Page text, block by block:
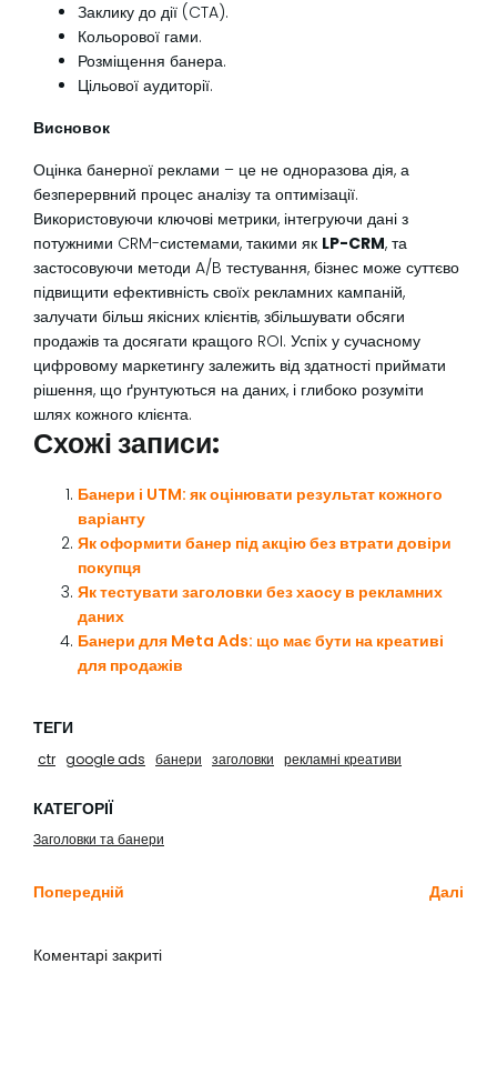
Заклику до дії (CTA).
Кольорової гами.
Розміщення банера.
Цільової аудиторії.
Висновок
Оцінка банерної реклами – це не одноразова дія, а
безперервний процес аналізу та оптимізації.
Використовуючи ключові метрики, інтегруючи дані з
потужними CRM-системами, такими як LP-CRM, та
застосовуючи методи A/B тестування, бізнес може суттєво
підвищити ефективність своїх рекламних кампаній,
залучати більш якісних клієнтів, збільшувати обсяги
продажів та досягати кращого ROI. Успіх у сучасному
цифровому маркетингу залежить від здатності приймати
рішення, що ґрунтуються на даних, і глибоко розуміти
шлях кожного клієнта.
Схожі записи:
Банери і UTM: як оцінювати результат кожного
варіанту
Як оформити банер під акцію без втрати довіри
покупця
Як тестувати заголовки без хаосу в рекламних
даних
Банери для Meta Ads: що має бути на креативі
для продажів
ТЕГИ
ctr google ads банери заголовки рекламні креативи
КАТЕГОРІЇ
Заголовки та банери
Попередній Далі
Коментарі закриті